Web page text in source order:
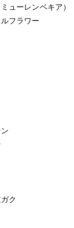
ューレンベキア）
フラワー
ク